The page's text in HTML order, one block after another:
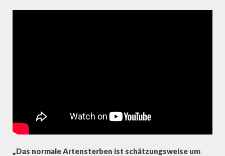
ARTENSTERBEN
„Das normale Artensterben ist schätzungsweise um